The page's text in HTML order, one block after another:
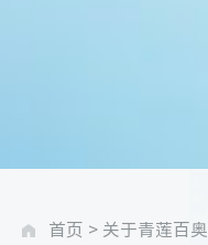
首页 > 关于青莲百奥